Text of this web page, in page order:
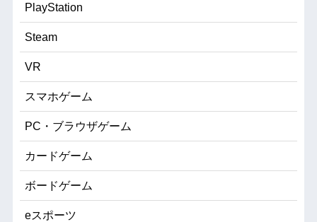
PlayStation
Steam
VR
スマホゲーム
PC・ブラウザゲーム
カードゲーム
ボードゲーム
eスポーツ